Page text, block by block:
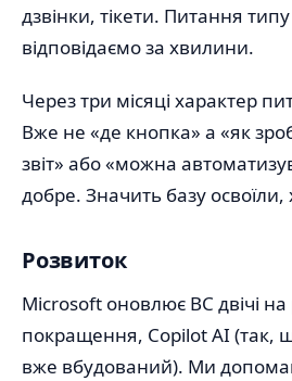
дзвінки, тікети. Питання
відповідаємо за хвилини.
Через три місяці характер
Вже не «де кнопка» а «як
звіт» або «можна
добре. Значить базу освоїли,
Розвиток
Microsoft оновлює BC двічі на
покращення, Copilot AI (так,
вже вбудований). Ми